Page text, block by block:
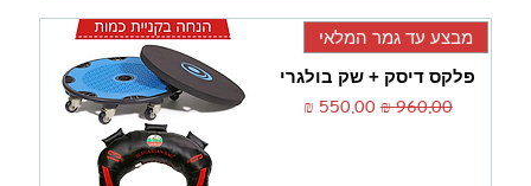
מבצע עד גמר המלאי
פלקס דיסק + שק בולגרי
מחיר רגיל‏960.00 ‏₪ מחיר מבצע